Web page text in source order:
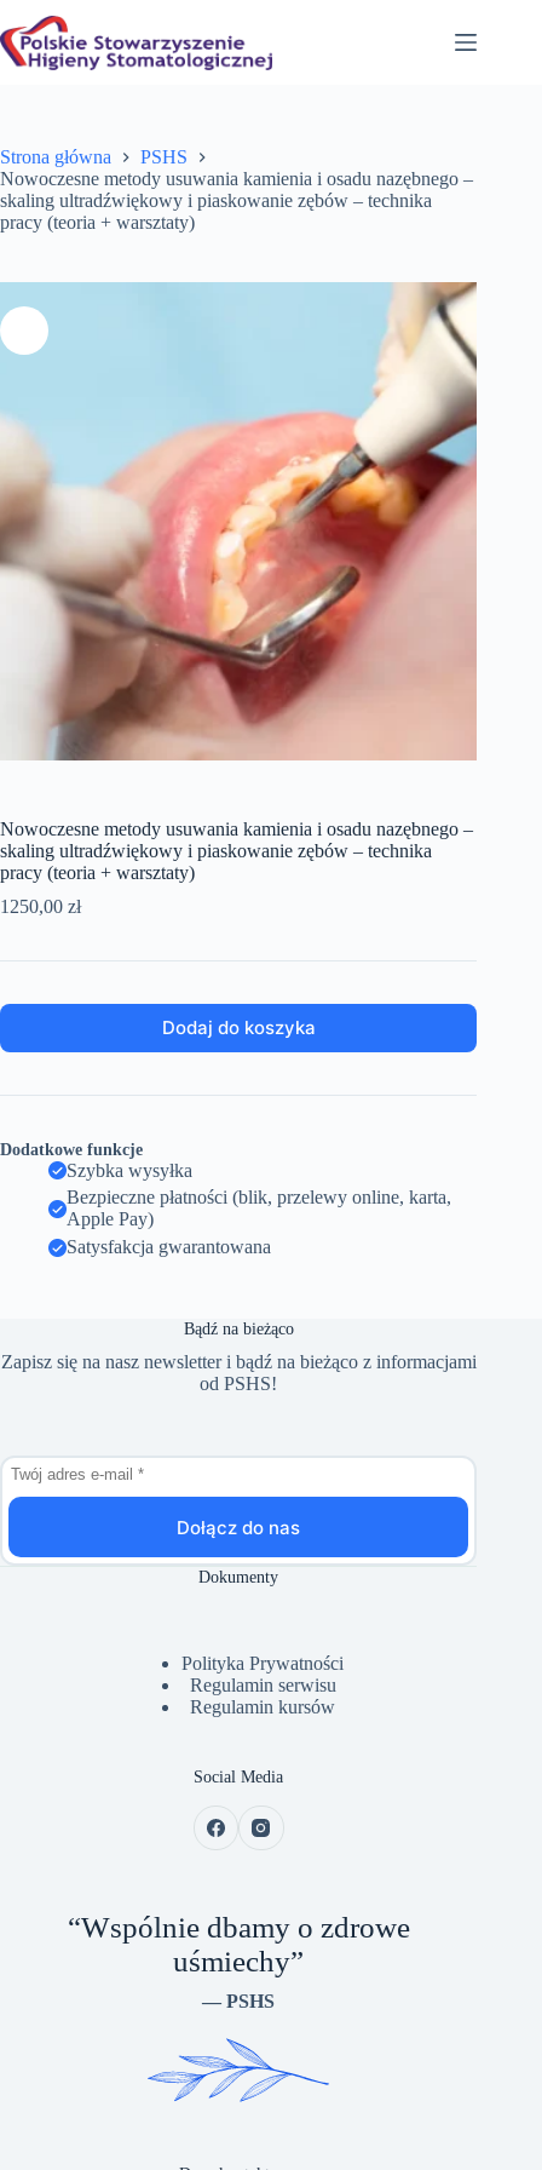
do
treści
Strona główna
PSHS
Nowoczesne metody usuwania kamienia i osadu nazębnego –
skaling ultradźwiękowy i piaskowanie zębów – technika
pracy (teoria + warsztaty)
Nowoczesne metody usuwania kamienia i osadu nazębnego –
skaling ultradźwiękowy i piaskowanie zębów – technika
pracy (teoria + warsztaty)
1250,00 zł
Dodaj do koszyka
Dodatkowe funkcje
Szybka wysyłka
Bezpieczne płatności (blik, przelewy online, karta,
Apple Pay)
Satysfakcja gwarantowana
Bądź na bieżąco
Zapisz się na nasz newsletter i bądź na bieżąco z informacjami
od PSHS!
Dołącz do nas
Dokumenty
Polityka Prywatności
Regulamin serwisu
Regulamin kursów
Social Media
“Wspólnie dbamy o zdrowe
uśmiechy”
— PSHS